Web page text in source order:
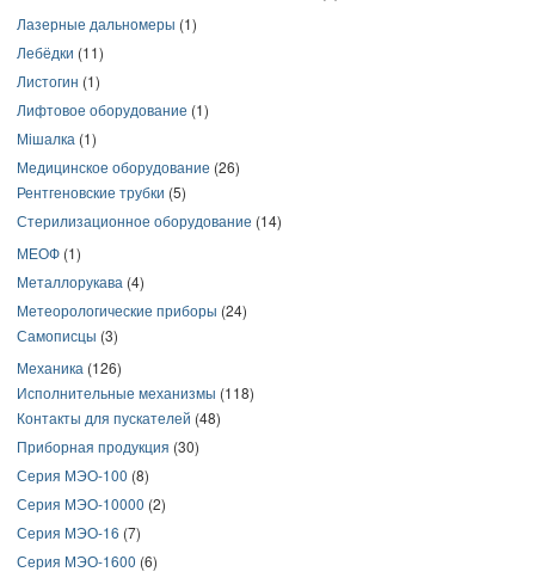
Лазерные дальномеры (1)
Лебёдки (11)
Листогин (1)
Лифтовое оборудование (1)
Мішалка (1)
Медицинское оборудование (26)
Рентгеновские трубки (5)
Стерилизационное оборудование (14)
МЕОФ (1)
Металлорукава (4)
Метеорологические приборы (24)
Самописцы (3)
Механика (126)
Исполнительные механизмы (118)
Контакты для пускателей (48)
Приборная продукция (30)
Серия МЭО-100 (8)
Серия МЭО-10000 (2)
Серия МЭО-16 (7)
Серия МЭО-1600 (6)